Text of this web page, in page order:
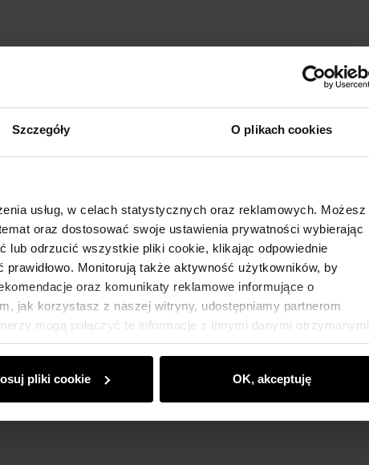
Szczegóły O plikach cookies
usług, w celach statystycznych oraz reklamowych. Możesz
oraz dostosować swoje ustawienia prywatności wybierając
lub odrzucić wszystkie pliki cookie, klikając odpowiednie
Monitorują także aktywność użytkowników, by
oraz komunikaty reklamowe informujące o
jak korzystasz z naszej witryny, udostępniamy partnerom
mogą połączyć te informacje z innymi danymi otrzymanymi
pliki cookie OK, akceptuję